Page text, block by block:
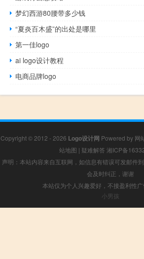
梦幻西游80腰带多少钱
“夏炎百木盛”的出处是哪里
第一佳logo
ai logo设计教程
电商品牌logo
Copyright © 2012 - 2026 Logo设计网 Powered by 网
站地图 | 疑难解答 湘ICP备
声明：本站内容来自互联网，如信息有错误可发邮件
会及时纠正，谢谢
本站仅为个人兴趣爱好，不接盈利性
小男孩